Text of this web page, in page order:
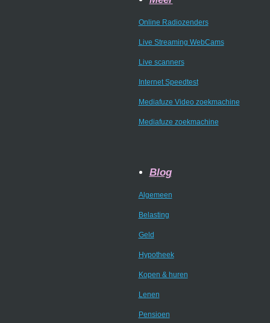
Online Radiozenders
Live Streaming WebCams
Live scanners
Internet Speedtest
Mediafuze Video zoekmachine
Mediafuze zoekmachine
Blog
Algemeen
Belasting
Geld
Hypotheek
Kopen & huren
Lenen
Pensioen